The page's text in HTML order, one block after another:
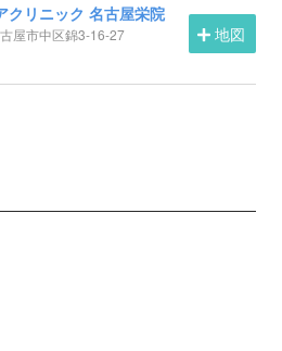
クリニック 名古屋栄院
屋市中区錦3-16-27
地図